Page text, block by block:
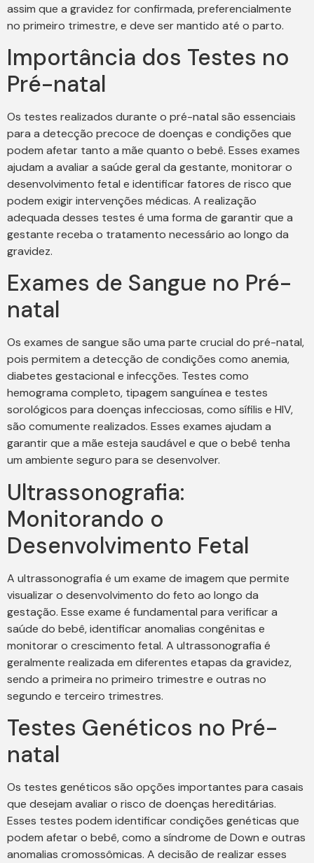
assim que a gravidez for confirmada, preferencialmente
no primeiro trimestre, e deve ser mantido até o parto.
Importância dos Testes no
Pré-natal
Os testes realizados durante o pré-natal são essenciais
para a detecção precoce de doenças e condições que
podem afetar tanto a mãe quanto o bebê. Esses exames
ajudam a avaliar a saúde geral da gestante, monitorar o
desenvolvimento fetal e identificar fatores de risco que
podem exigir intervenções médicas. A realização
adequada desses testes é uma forma de garantir que a
gestante receba o tratamento necessário ao longo da
gravidez.
Exames de Sangue no Pré-
natal
Os exames de sangue são uma parte crucial do pré-natal,
pois permitem a detecção de condições como anemia,
diabetes gestacional e infecções. Testes como
hemograma completo, tipagem sanguínea e testes
sorológicos para doenças infecciosas, como sífilis e HIV,
são comumente realizados. Esses exames ajudam a
garantir que a mãe esteja saudável e que o bebê tenha
um ambiente seguro para se desenvolver.
Ultrassonografia:
Monitorando o
Desenvolvimento Fetal
A ultrassonografia é um exame de imagem que permite
visualizar o desenvolvimento do feto ao longo da
gestação. Esse exame é fundamental para verificar a
saúde do bebê, identificar anomalias congênitas e
monitorar o crescimento fetal. A ultrassonografia é
geralmente realizada em diferentes etapas da gravidez,
sendo a primeira no primeiro trimestre e outras no
segundo e terceiro trimestres.
Testes Genéticos no Pré-
natal
Os testes genéticos são opções importantes para casais
que desejam avaliar o risco de doenças hereditárias.
Esses testes podem identificar condições genéticas que
podem afetar o bebê, como a síndrome de Down e outras
anomalias cromossômicas. A decisão de realizar esses